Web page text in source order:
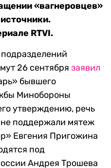
«вагнеровцев»
RTVI.
26 сентября заявил
бывшего
Минобороны
утверждению, речь
поддержали мятеж
Евгения Пригожина
под
Андрея Трошева